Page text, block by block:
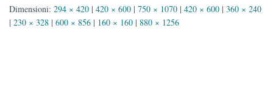
Dimensioni: 294 × 420 | 420 × 600 | 750 × 1070 | 420 × 600 | 360 × 240
| 230 × 328 | 600 × 856 | 160 × 160 | 880 × 1256